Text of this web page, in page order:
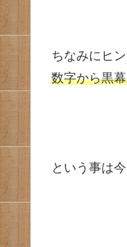
ちなみにヒ
数字から黒
という事は